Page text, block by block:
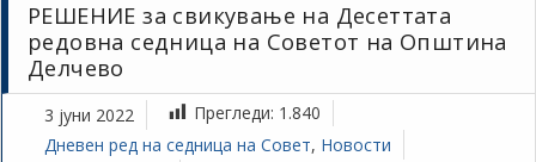
РЕШЕНИЕ за свикување на Десеттата
редовна седница на Советот на Општина
Делчево
3 јуни 2022 Прегледи: 1.840
Дневен ред на седница на Совет, Новости